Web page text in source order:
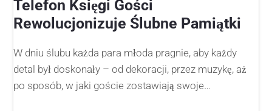
Telefon Księgi Gości
Rewolucjonizuje Ślubne Pamiątki
W dniu ślubu każda para młoda pragnie, aby każdy
detal był doskonały – od dekoracji, przez muzykę, aż
po sposób, w jaki goście zostawiają swoje…